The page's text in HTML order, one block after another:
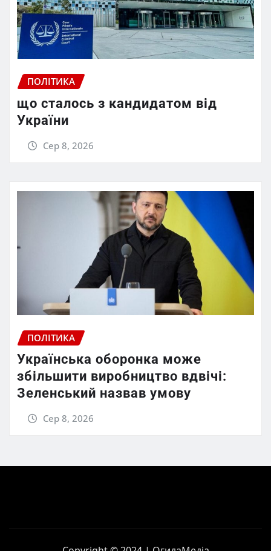
ПОЛІТИКА
що сталось з кандидатом від
України
Сер 8, 2026
ПОЛІТИКА
Українська оборонка може
збільшити виробництво вдвічі:
Зеленський назвав умову
Сер 8, 2026